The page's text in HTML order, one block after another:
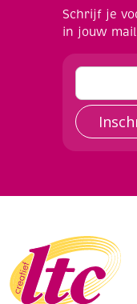
Schrijf je
in jouw